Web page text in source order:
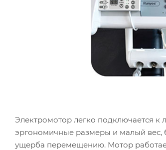
Электромотор легко подключается к
эргономичные размеры и малый вес,
ущерба перемещению. Мотор